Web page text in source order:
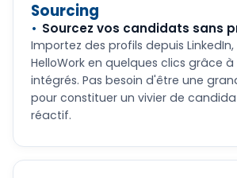
Sourcing
Sourcez vos candidats sans
Importez des profils depuis LinkedIn,
HelloWork en quelques clics grâce
intégrés. Pas besoin d'être une
pour constituer un vivier de
réactif.